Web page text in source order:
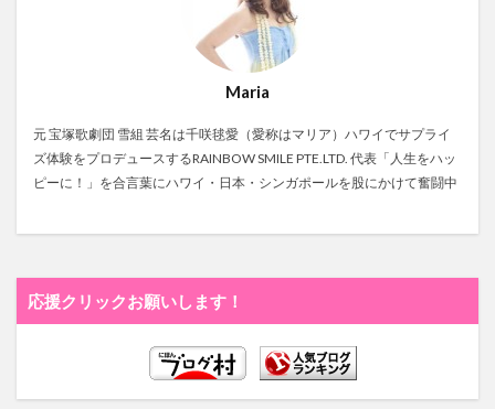
Maria
元 宝塚歌劇団 雪組 芸名は千咲毬愛（愛称はマリア）ハワイでサプライ
ズ体験をプロデュースするRAINBOW SMILE PTE.LTD. 代表「人生をハッ
ピーに！」を合言葉にハワイ・日本・シンガポールを股にかけて奮闘中
応援クリックお願いします！